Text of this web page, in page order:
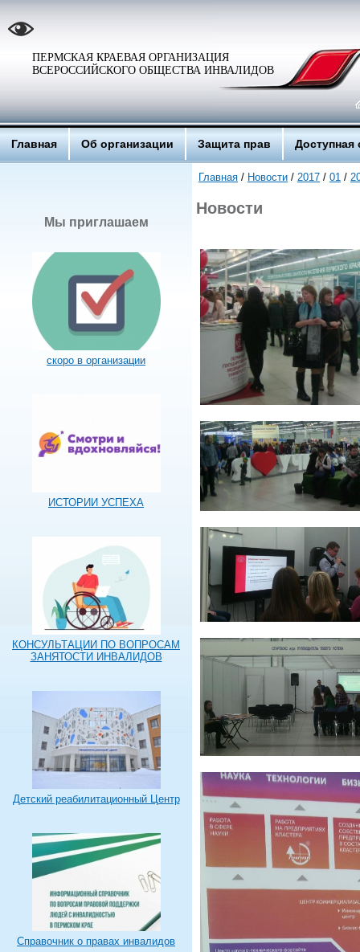
ПЕРМСКАЯ КРАЕВАЯ ОРГАНИЗАЦИЯ
ВСЕРОССИЙСКОГО ОБЩЕСТВА ИНВАЛИДОВ
Главная Об организации Защита прав Доступная
Мы приглашаем
скоро в организации
ИСТОРИИ УСПЕХА
КОНСУЛЬТАЦИИ ПО ВОПРОСАМ
ЗАНЯТОСТИ ИНВАЛИДОВ
Детский реабилитационный Центр
Справочник о правах инвалидов
Главная / Новости / 2017 / 01 /
Новости